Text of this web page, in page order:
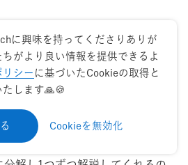
ジン」「ライオン・キング」など
きた彼は、「色、光、構図、すべ
るためにある」と言います。
ライン、シェイプ、色、光、カメ
に興味を持ってくださりありが
がより良い情報を提供できるよ
リシー に基づいたCookieの取得と
します🙏🍪
Cookieを無効化